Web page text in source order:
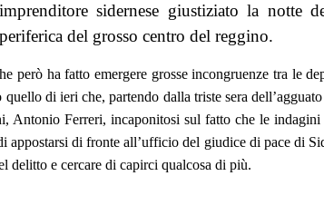
imprenditore sidernese giustiziato la notte
periferica del grosso centro del reggino.
però ha fatto emergere grosse incongruenze tra le
di ieri che, partendo dalla triste sera
Antonio Ferreri, incaponitosi sul fatto che le
appostarsi di fronte all’ufficio del giudice di pace di
delitto e cercare di capirci qualcosa di più.